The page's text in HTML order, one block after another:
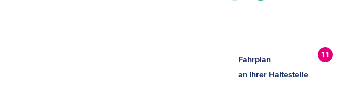
Fahrplan
an Ihrer Haltestelle
11